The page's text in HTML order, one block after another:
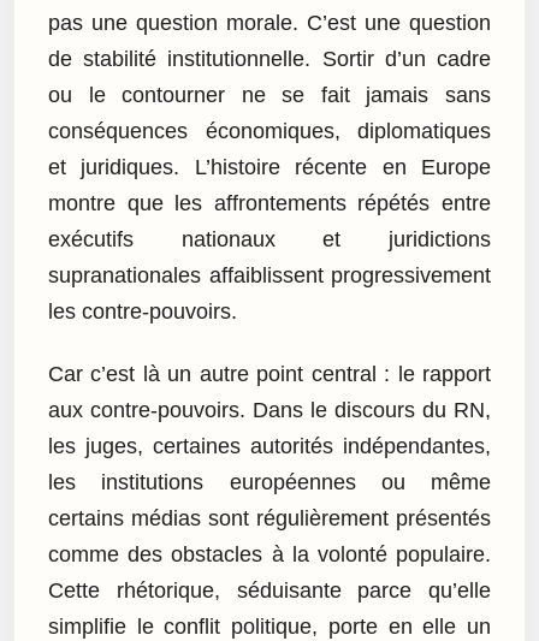
pas une question morale. C’est une question
de stabilité institutionnelle. Sortir d’un cadre
ou le contourner ne se fait jamais sans
conséquences économiques, diplomatiques
et juridiques. L’histoire récente en Europe
montre que les affrontements répétés entre
exécutifs nationaux et juridictions
supranationales affaiblissent progressivement
les contre-pouvoirs.
Car c’est là un autre point central : le rapport
aux contre-pouvoirs. Dans le discours du RN,
les juges, certaines autorités indépendantes,
les institutions européennes ou même
certains médias sont régulièrement présentés
comme des obstacles à la volonté populaire.
Cette rhétorique, séduisante parce qu’elle
simplifie le conflit politique, porte en elle un